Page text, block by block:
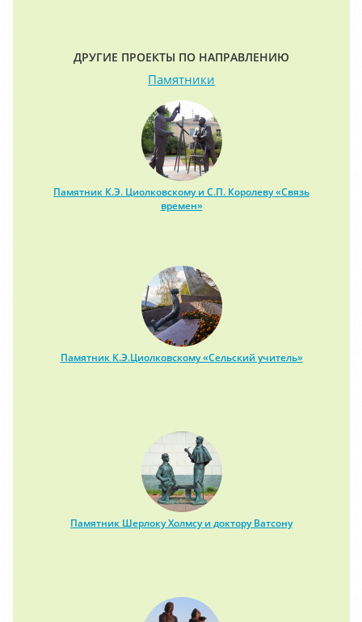
ДРУГИЕ ПРОЕКТЫ ПО НАПРАВЛЕНИЮ
Памятники
Памятник К.Э. Циолковскому и С.П. Королеву «Связь
времен»
Памятник К.Э.Циолковскому «Сельский учитель»
Памятник Шерлоку Холмсу и доктору Ватсону